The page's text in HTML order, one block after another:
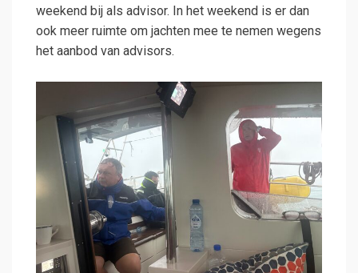
weekend bij als advisor. In het weekend is er dan
ook meer ruimte om jachten mee te nemen wegens
het aanbod van advisors.